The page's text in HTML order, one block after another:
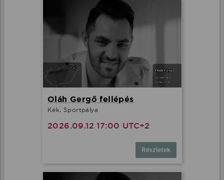
Oláh Gergő fellépés
Kék, Sportpálya
2026.09.12 17:00 UTC+2
Részletek